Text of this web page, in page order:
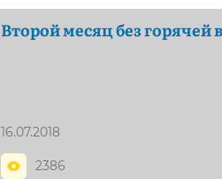
Второй месяц без
16.07.2018
2386